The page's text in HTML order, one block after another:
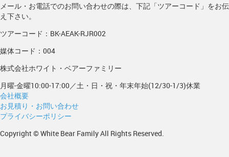
メール・お電話でのお問い合わせの際は、下記「ツアーコード」をお伝
え下さい。
ツアーコード：BK-AEAK-RJR002
媒体コード：004
株式会社ホワイト・ベアーファミリー
月曜-金曜10:00-17:00／土・日・祝・年末年始(12/30-1/3)休業
会社概要
お見積り・お問い合わせ
プライバシーポリシー
Copyright © White Bear Family All Rights Reserved.